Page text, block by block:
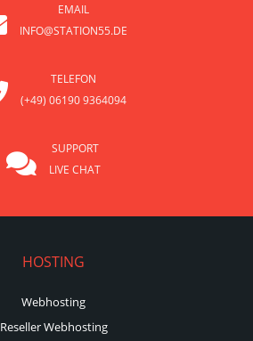
EMAIL
INFO@STATION55.DE
TELEFON
(+49) 06190 9364094
SUPPORT
LIVE CHAT
HOSTING
Webhosting
Reseller Webhosting